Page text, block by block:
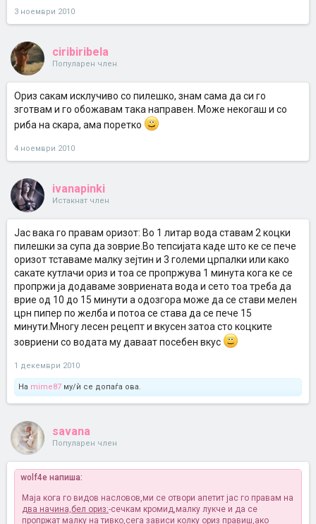
3 ноември 2010
ciribiribela
Популарен член
Ориз сакам исклучиво со пилешко, знам сама да си го
зготвам и го обожавам така направен. Може некогаш и со
риба на скара, ама поретко
4 ноември 2010
ivanapinki
Истакнат член
Јас вака го правам оризот: Во 1 литар вода ставам 2 коцки
пилешки за супа да зоврие.Во тепсијата каде што ке се пече
оризот тставаме малку зејтин и 3 големи црпалки или како
сакате кутлачи ориз и тоа се пропржува 1 минута кога ке се
пропржи ја додаваме зовриената вода и сето тоа треба да
врие од 10 до 15 минути а одозгора може да се стави мелен
црн пипер по желба и потоа се става да се пече 15
минути.Многу лесен рецепт и вкусен затоа сто коцките
зовриени со водата му даваат посебен вкус
1 декември 2010
На mime87 му/ѝ се допаѓа ова.
savana
Популарен член
wolf4e напиша:
Mаја кога го видов насловов,ми се отвори апетит јас го правам на
два начина,бел ориз:-сечкам кромид,малку лукче и да се
пропржат малку на тивко,сега зависи колку ориз правиш,ако